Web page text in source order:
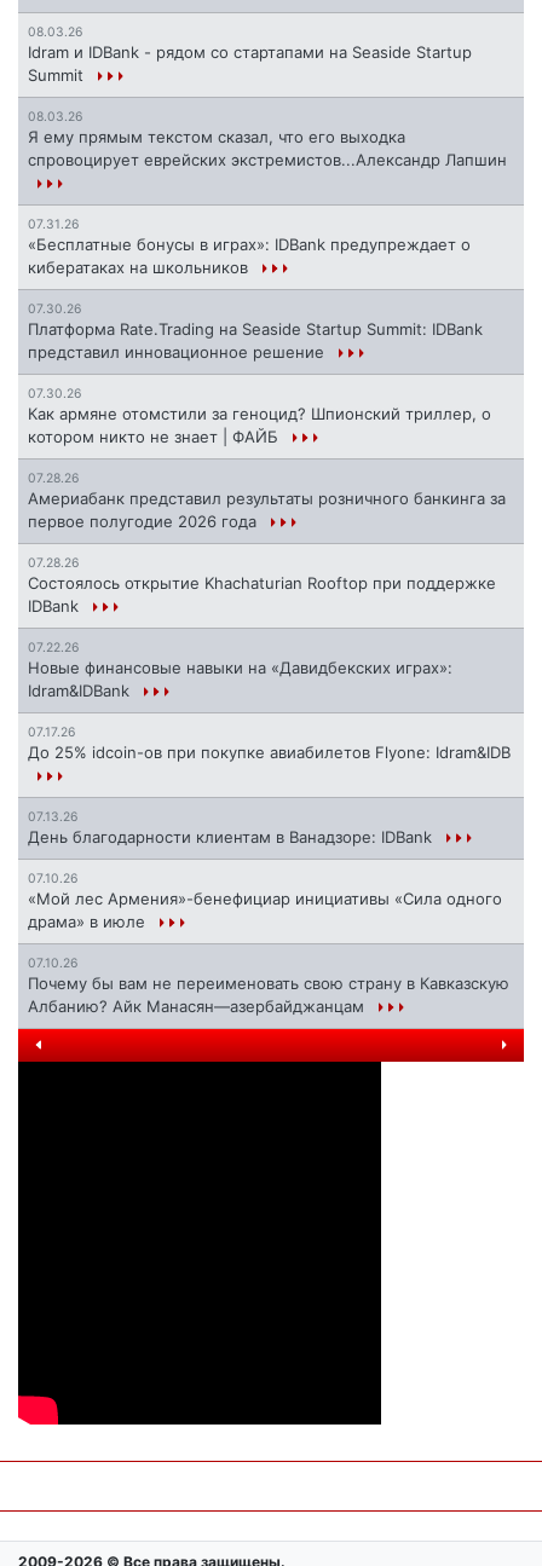
08.03.26
Idram и IDBank - рядом со стартапами на Seaside Startup
Summit
08.03.26
Я ему прямым текстом сказал, что его выходка
спровоцирует еврейских экстремистов...Александр Лапшин
07.31.26
«Бесплатные бонусы в играх»: IDBank предупреждает о
кибератаках на школьников
07.30.26
Платформа Rate.Trading на Seaside Startup Summit: IDBank
представил инновационное решение
07.30.26
Как армяне отомстили за геноцид? Шпионский триллер, о
котором никто не знает | ФАЙБ
07.28.26
Америабанк представил результаты розничного банкинга за
первое полугодие 2026 года
07.28.26
Состоялось открытие Khachaturian Rooftop при поддержке
IDBank
07.22.26
Новые финансовые навыки на «Давидбекских играх»:
Idram&IDBank
07.17.26
До 25% idcoin-ов при покупке авиабилетов Flyone: Idram&IDB
07.13.26
День благодарности клиентам в Ванадзоре: IDBank
07.10.26
«Мой лес Армения»-бенефициар инициативы «Сила одного
драма» в июле
07.10.26
Почему бы вам не переименовать свою страну в Кавказскую
Албанию? Айк Манасян—азербайджанцам
2009-2026 © Все права защищены.